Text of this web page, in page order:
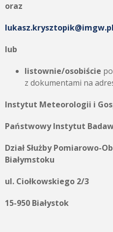
oraz
lukasz.krysztopik@imgw.pl
lub
listownie/osobiście
z dokumentami na
Instytut Meteorologii i
Państwowy Instytut
Dział Służby Pomiarowo-
Białymstoku
ul. Ciołkowskiego 2/3
15-950 Białystok